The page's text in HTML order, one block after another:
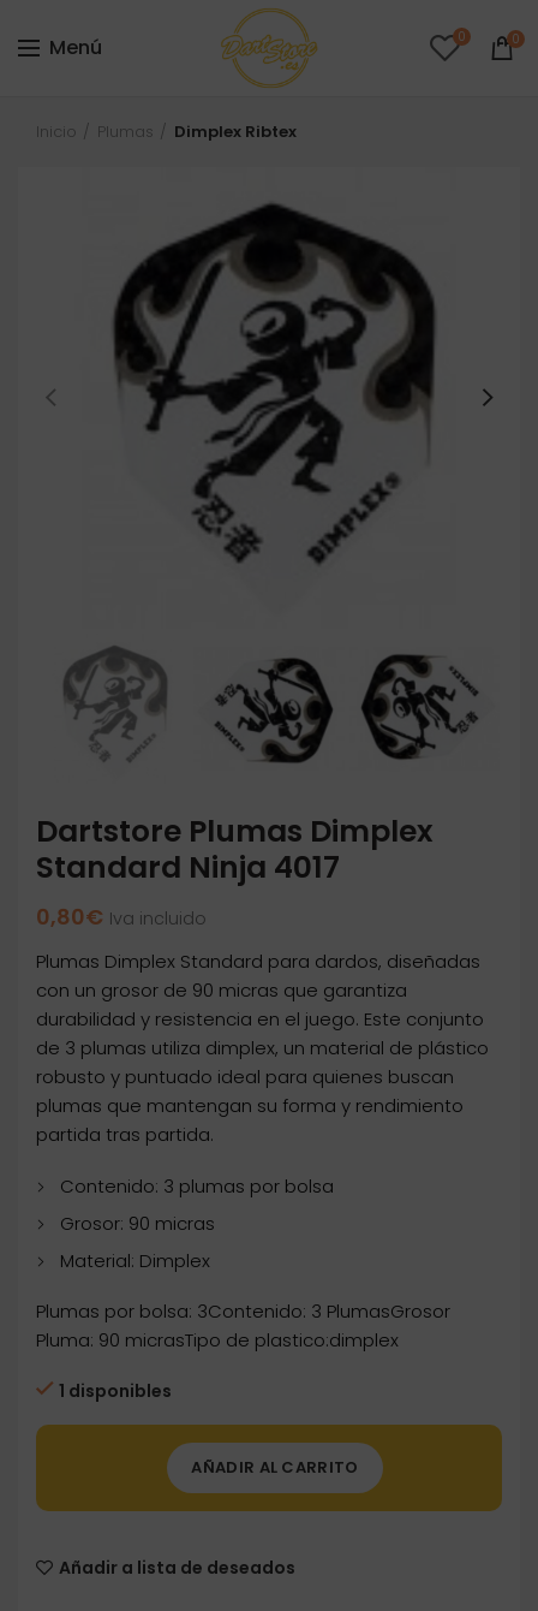
Menú 0 0
Inicio Plumas Dimplex Ribtex
Dartstore Plumas Dimplex
Standard Ninja 4017
0,80€ Iva incluido
Plumas Dimplex Standard para dardos, diseñadas
con un grosor de 90 micras que garantiza
durabilidad y resistencia en el juego. Este conjunto
de 3 plumas utiliza dimplex, un material de plástico
robusto y puntuado ideal para quienes buscan
plumas que mantengan su forma y rendimiento
partida tras partida.
Contenido: 3 plumas por bolsa
Grosor: 90 micras
Material: Dimplex
Plumas por bolsa: 3Contenido: 3 PlumasGrosor
Pluma: 90 micrasTipo de plastico:dimplex
1 disponibles
AÑADIR AL CARRITO
Añadir a lista de deseados